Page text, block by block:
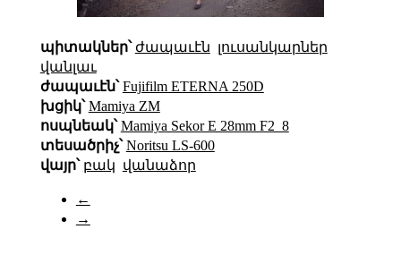
պիտակներ՝ ժապաւէն լուսանկարներ
վանլաւ
ժապաւէն՝ Fujifilm ETERNA 250D
խցիկ՝ Mamiya ZM
ոսպնեակ՝ Mamiya Sekor E 28mm F2_8
տեսածրիչ՝ Noritsu LS-600
վայր՝ բակ վանաձոր
←
→